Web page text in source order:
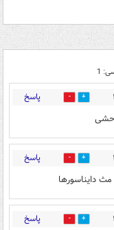
1
3 پاسخ
1 پاسخ
دایناسورها
1 پاسخ